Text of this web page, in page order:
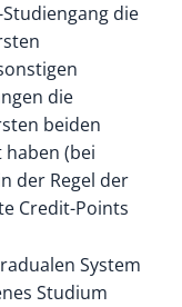
die
die
beiden
(bei
der Regel der
Credit-Points
System
Studium